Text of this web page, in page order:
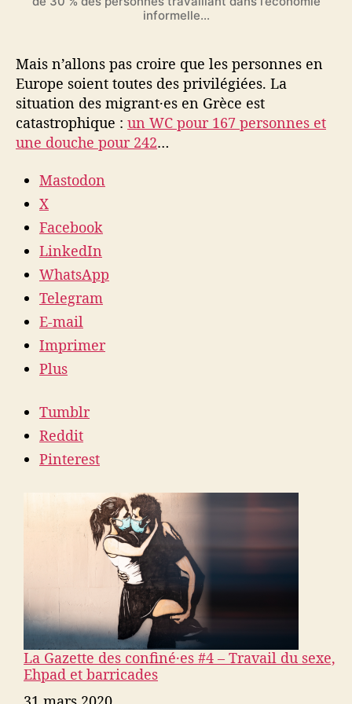
informelle…
Mais n’allons pas croire que les personnes en
Europe soient toutes des privilégiées. La
situation des migrant·es en Grèce est
catastrophique : un WC pour 167 personnes et
une douche pour 242…
Mastodon
X
Facebook
LinkedIn
WhatsApp
Telegram
E-mail
Imprimer
Plus
Tumblr
Reddit
Pinterest
La Gazette des confiné·es #4 – Travail du sexe,
Ehpad et barricades